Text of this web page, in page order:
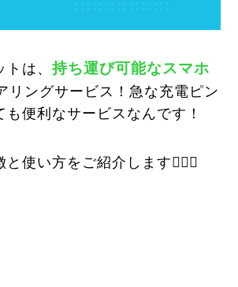
トは、持ち運び可能なスマホ
リングサービス！急な充電ピン
も便利なサービスなんです！
使い方をご紹介します💁🏻‍♀️